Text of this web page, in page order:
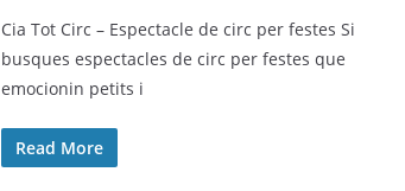
Cia Tot Circ – Espectacle de circ per festes Si
busques espectacles de circ per festes que
emocionin petits i
Read More